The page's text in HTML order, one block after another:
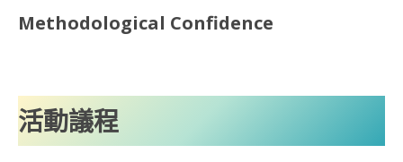
Methodological Confidence
活動議程